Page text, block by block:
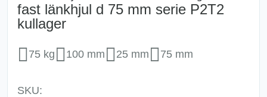
fast länkhjul d 75 mm serie P2T2
kullager
75 kg 100 mm 25 mm 75 mm
SKU: